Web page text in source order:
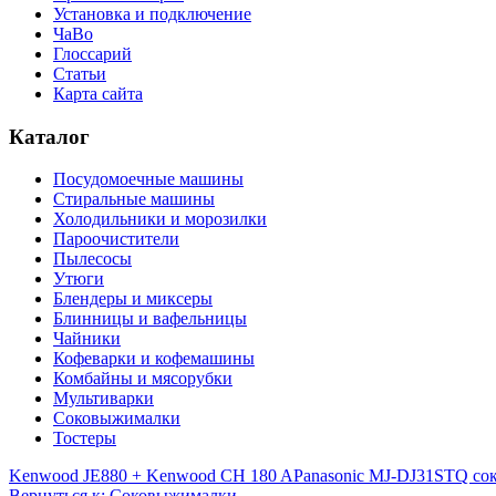
Установка и подключение
ЧаВо
Глоссарий
Статьи
Карта сайта
Каталог
Посудомоечные машины
Стиральные машины
Холодильники и морозилки
Пароочистители
Пылесосы
Утюги
Блендеры и миксеры
Блинницы и вафельницы
Чайники
Кофеварки и кофемашины
Комбайны и мясорубки
Мультиварки
Соковыжималки
Тостеры
Kenwood JE880 + Kenwood CH 180 APanasonic MJ-DJ31STQ